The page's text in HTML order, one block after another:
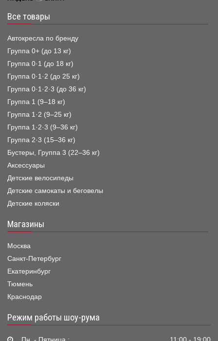
Все товары
Автокресла по бренду
Группа 0+ (до 13 кг)
Группа 0·1 (до 18 кг)
Группа 0·1·2 (до 25 кг)
Группа 0·1·2·3 (до 36 кг)
Группа 1 (9–18 кг)
Группа 1·2 (9–25 кг)
Группа 1·2·3 (9–36 кг)
Группа 2·3 (15–36 кг)
Бустеры, Группа 3 (22–36 кг)
Аксессуары
Детские велосипеды
Детские самокаты и беговелы
Детские коляски
Магазины
Москва
Санкт-Петербург
Екатеринбург
Тюмень
Краснодар
Режим работы шоу-рума